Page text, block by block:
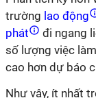
trường lao động
phát
đi ngang
số lượng việc
cao hơn dự báo
Như vậy, ít nhất